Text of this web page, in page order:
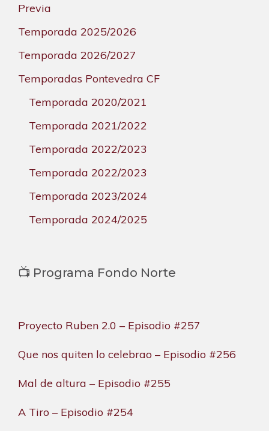
Previa
Temporada 2025/2026
Temporada 2026/2027
Temporadas Pontevedra CF
Temporada 2020/2021
Temporada 2021/2022
Temporada 2022/2023
Temporada 2022/2023
Temporada 2023/2024
Temporada 2024/2025
📺 Programa Fondo Norte
Proyecto Ruben 2.0 – Episodio #257
Que nos quiten lo celebrao – Episodio #256
Mal de altura – Episodio #255
A Tiro – Episodio #254